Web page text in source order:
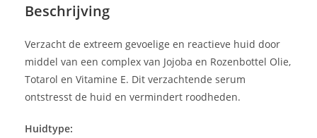
Beschrijving
Verzacht de extreem gevoelige en reactieve huid door
middel van een complex van Jojoba en Rozenbottel Olie,
Totarol en Vitamine E. Dit verzachtende serum
ontstresst de huid en vermindert roodheden.
Huidtype: